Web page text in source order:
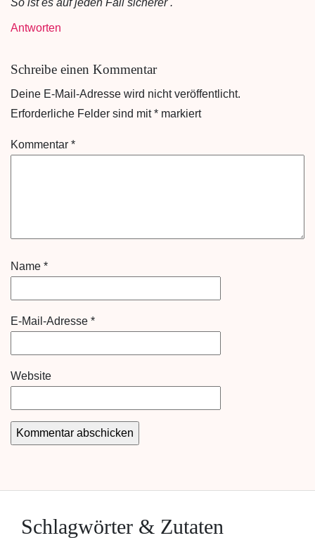
Antworten
Schreibe einen Kommentar
Deine E-Mail-Adresse wird nicht veröffentlicht.
Erforderliche Felder sind mit* markiert
Kommentar *
Name *
E-Mail-Adresse *
Website
Schlagwörter & Zutaten